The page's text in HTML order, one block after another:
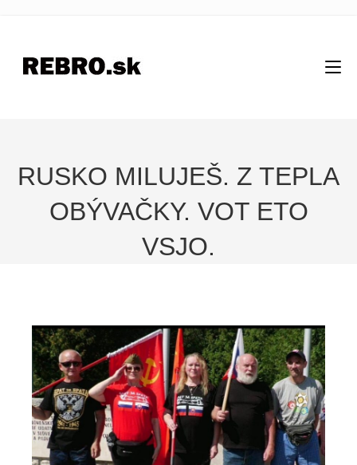
RUSKO MILUJEŠ. Z TEPLA
OBÝVAČKY. VOT ETO
VSJO.